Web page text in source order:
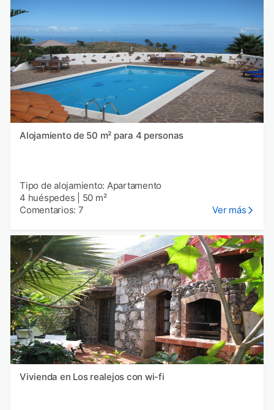
Alojamiento de 50 m² para 4 personas
Tipo de alojamiento: Apartamento
4 huéspedes
50 m²
Comentarios: 7
Ver más
Vivienda en Los realejos con wi-fi